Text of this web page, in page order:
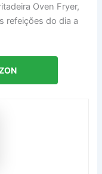
Oven Fryer,
refeições do dia a